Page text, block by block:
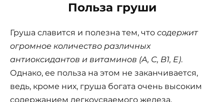
Польза груши
Груша славится и полезна тем, что содержит
огромное количество различных
антиоксидантов и витаминов (А, С, В1, Е).
Однако, ее польза на этом не заканчивается,
ведь, кроме них, груша богата очень высоким
содержанием легкоусваемого железа.